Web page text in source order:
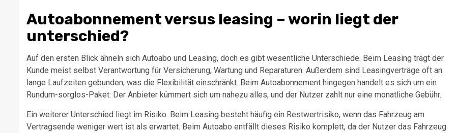
Autoabonnement versus leasing – worin liegt der
unterschied?
Auf den ersten Blick ähneln sich Autoabo und Leasing, doch es gibt wesentliche Unterschiede. Beim Leasing trägt der
Kunde meist selbst Verantwortung für Versicherung, Wartung und Reparaturen. Außerdem sind Leasingverträge oft an
lange Laufzeiten gebunden, was die Flexibilität einschränkt. Beim Autoabonnement hingegen handelt es sich um ein
Rundum-sorglos-Paket: Der Anbieter kümmert sich um nahezu alles, und der Nutzer zahlt nur eine monatliche Gebühr.
Ein weiterer Unterschied liegt im Risiko. Beim Leasing besteht häufig ein Restwertrisiko, wenn das Fahrzeug am
Vertragsende weniger wert ist als erwartet. Beim Autoabo entfällt dieses Risiko komplett, da der Nutzer das Fahrzeug